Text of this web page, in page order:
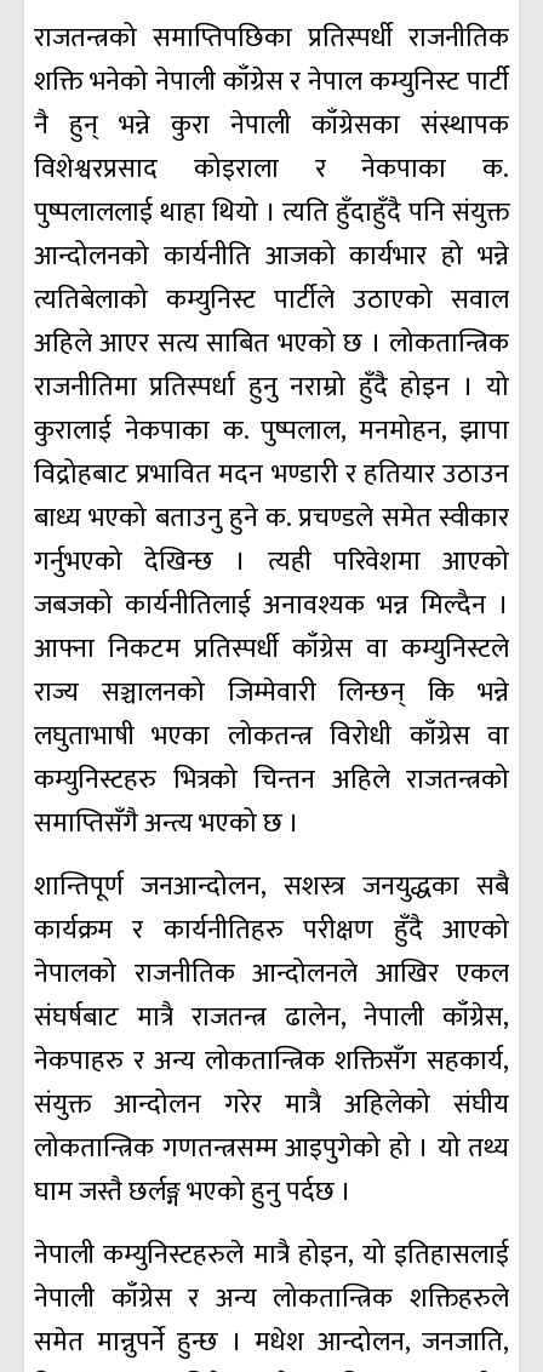
राजतन्त्रको समाप्तिपछिका प्रतिस्पर्धी राजनीतिक
शक्ति भनेको नेपाली काँग्रेस र नेपाल कम्युनिस्ट पार्टी
नै हुन् भन्ने कुरा नेपाली काँग्रेसका संस्थापक
विशेश्वरप्रसाद कोइराला र नेकपाका क.
पुष्पलाललाई थाहा थियो । त्यति हुँदाहुँदै पनि संयुक्त
आन्दोलनको कार्यनीति आजको कार्यभार हो भन्ने
त्यतिबेलाको कम्युनिस्ट पार्टीले उठाएको सवाल
अहिले आएर सत्य साबित भएको छ । लोकतान्त्रिक
राजनीतिमा प्रतिस्पर्धा हुनु नराम्रो हुँदै होइन । यो
कुरालाई नेकपाका क. पुष्पलाल, मनमोहन, झापा
विद्रोहबाट प्रभावित मदन भण्डारी र हतियार उठाउन
बाध्य भएको बताउनु हुने क. प्रचण्डले समेत स्वीकार
गर्नुभएको देखिन्छ । त्यही परिवेशमा आएको
जबजको कार्यनीतिलाई अनावश्यक भन्न मिल्दैन ।
आफ्ना निकटम प्रतिस्पर्धी काँग्रेस वा कम्युनिस्टले
राज्य सञ्चालनको जिम्मेवारी लिन्छन् कि भन्ने
लघुताभाषी भएका लोकतन्त्र विरोधी काँग्रेस वा
कम्युनिस्टहरु भित्रको चिन्तन अहिले राजतन्त्रको
समाप्तिसँगै अन्त्य भएको छ ।
शान्तिपूर्ण जनआन्दोलन, सशस्त्र जनयुद्धका सबै
कार्यक्रम र कार्यनीतिहरु परीक्षण हुँदै आएको
नेपालको राजनीतिक आन्दोलनले आखिर एकल
संघर्षबाट मात्रै राजतन्त्र ढालेन, नेपाली काँग्रेस,
नेकपाहरु र अन्य लोकतान्त्रिक शक्तिसँग सहकार्य,
संयुक्त आन्दोलन गरेर मात्रै अहिलेको संघीय
लोकतान्त्रिक गणतन्त्रसम्म आइपुगेको हो । यो तथ्य
घाम जस्तै छर्लङ्ग भएको हुनु पर्दछ ।
नेपाली कम्युनिस्टहरुले मात्रै होइन, यो इतिहासलाई
नेपाली काँग्रेस र अन्य लोकतान्त्रिक शक्तिहरुले
समेत मान्नुपर्ने हुन्छ । मधेश आन्दोलन, जनजाति,